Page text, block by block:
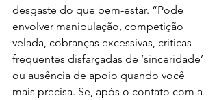
desgaste do que bem-estar. “Pode
envolver manipulação, competição
velada, cobranças excessivas, críticas
frequentes disfarçadas de ‘sinceridade’
ou ausência de apoio quando você
mais precisa. Se, após o contato com a